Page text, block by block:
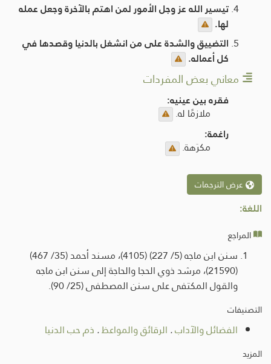
تيسير الله عز وجل الأمور لمن اهتم بالآخرة وجعل عمله
لها.
التضييق والشدة على من انشغل بالدنيا وقصدها في
كل أعماله.
معاني بعض المفردات
فقره بين عينيه:
ملازمًا له.
راغمة:
مكرَهة.
عرض الترجمات
اللغة:
المراجع
سنن ابن ماجه (5/ 227) (4105)، مسند أحمد (35/ 467)
(21590)، مرشد ذوي الحجا والحاجة إلى سنن ابن ماجه
والقول المكتفى على سنن المصطفى (25/ 90).
التصنيفات
الفضائل والآداب. الرقائق والمواعظ. ذم حب الدنيا
المزيد